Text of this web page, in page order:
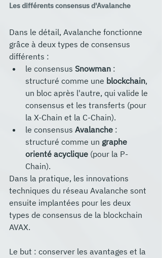
Les différents consensus d'Avalanche
Dans le détail, Avalanche fonctionne
grâce à deux types de consensus
différents :
le consensus Snowman :
structuré comme une blockchain,
un bloc après l'autre, qui valide le
consensus et les transferts (pour
la X-Chain et la C-Chain).
le consensus Avalanche :
structuré comme un graphe
orienté acyclique (pour la P-
Chain).
Dans la pratique, les innovations
techniques du réseau Avalanche sont
ensuite implantées pour les deux
types de consensus de la blockchain
AVAX.
Le but : conserver les avantages et la